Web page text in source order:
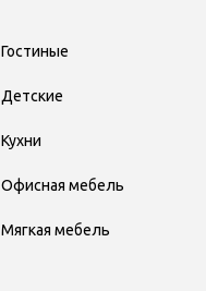
Гостиные
Детские
Кухни
Офисная мебель
Мягкая мебель